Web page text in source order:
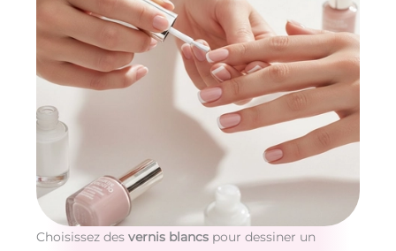
Choisissez des vernis blancspour dessiner un